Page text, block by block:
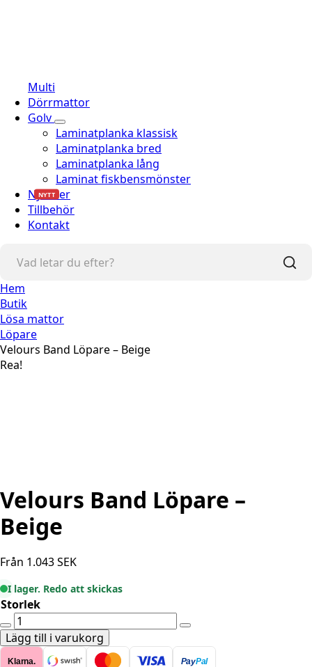
Multi
Dörrmattor
Golv
Laminatplanka klassisk
Laminatplanka bred
Laminatplanka lång
Laminat fiskbensmönster
Nyheter
NYTT
Tillbehör
Kontakt
Hem
Butik
Lösa mattor
Löpare
Velours Band Löpare – Beige
Rea!
Velours Band Löpare –
Beige
Från 1.043SEK
I lager. Redo att skickas
Storlek
Velours
Band
Löpare
Lägg till i varukorg
Klarna. PayPal